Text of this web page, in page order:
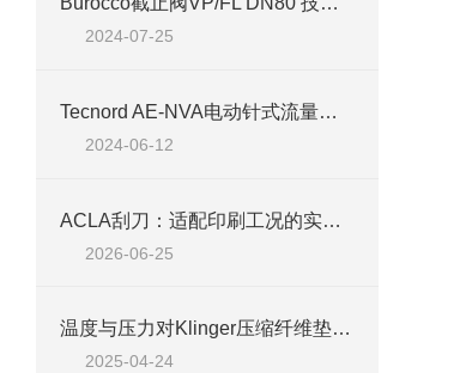
2024-07-25
Tecnord AE-NVA电动针式流量控制阀：精确流量调节的工业利器
2024-06-12
ACLA刮刀：适配印刷工况的实用工艺配件
2026-06-25
温度与压力对Klinger压缩纤维垫片密封性能的影响
2025-04-24